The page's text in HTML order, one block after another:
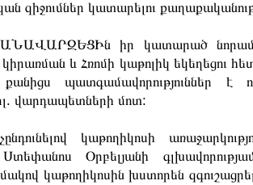
զիջումներ կատարելու
իր կատարած
և Հռոմի կաթոլիկ եկեղեցու
քանիցս պատգամավորություններ է
վարդապետների մոտ:
կաթողիկոսի
Օրբելյանի
կաթողիկոսին խստորեն